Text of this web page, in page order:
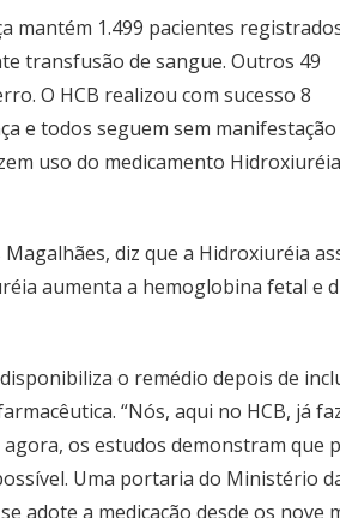
mantém 1.499 pacientes
transfusão de sangue. Outros 49
O HCB realizou com sucesso 8
e todos seguem sem manifestação
uso do medicamento
diz que a Hidroxiuréia
aumenta a hemoglobina fetal e
o remédio depois de
“Nós, aqui no HCB, já
os estudos demonstram que
Uma portaria do Ministério
adote a medicação desde os nove